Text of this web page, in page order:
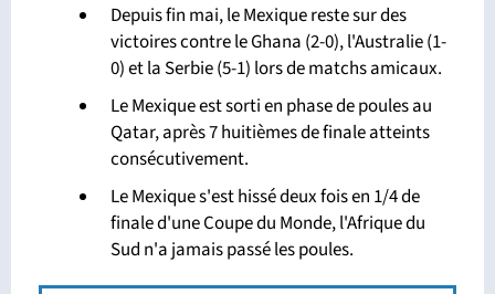
Depuis fin mai, le Mexique reste sur des
victoires contre le Ghana (2-0), l'Australie (1-
0) et la Serbie (5-1) lors de matchs amicaux.
Le Mexique est sorti en phase de poules au
Qatar, après 7 huitièmes de finale atteints
consécutivement.
Le Mexique s'est hissé deux fois en 1/4 de
finale d'une Coupe du Monde, l'Afrique du
Sud n'a jamais passé les poules.